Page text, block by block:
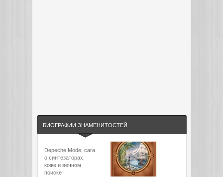
БИОГРАФИИ ЗНАМЕНИТОСТЕЙ
Depeche Mode: сага
о синтезаторах,
коже и вечном
поиске